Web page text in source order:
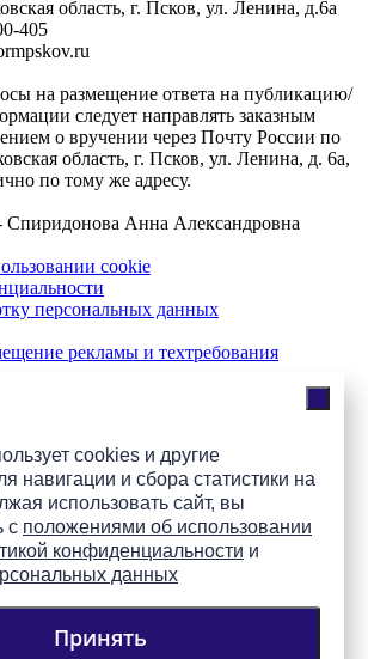
cookies и другие
навигации и сбора статистики на
использовать сайт, вы
с положениями об использовании
конфиденциальности и
данных
Принять
область, г. Псков, ул. Ленина, д.6а
405
на размещение ответа на публикацию/
следует направлять заказным
о вручении через Почту России по
область, г. Псков, ул. Ленина, д. 6а,
по тому же адресу.
Спиридонова Анна Александровна
cookie
персональных данных
рекламы и техтребования
8(8112) 500-131
«7 небо» онлайн
на группы